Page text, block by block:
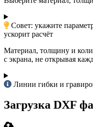
Совет: укажите
ускорит расчёт
Материал, толщину и
с экрана, не открывая
Линии гибки и
Загрузка DXF